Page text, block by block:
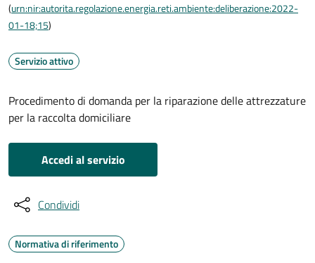
(urn:nir:autorita.regolazione.energia.reti.ambiente:deliberazione:2022-
01-18;15)
Servizio attivo
Procedimento di domanda per la riparazione delle attrezzature
per la raccolta domiciliare
Accedi al servizio
Condividi
Normativa di riferimento